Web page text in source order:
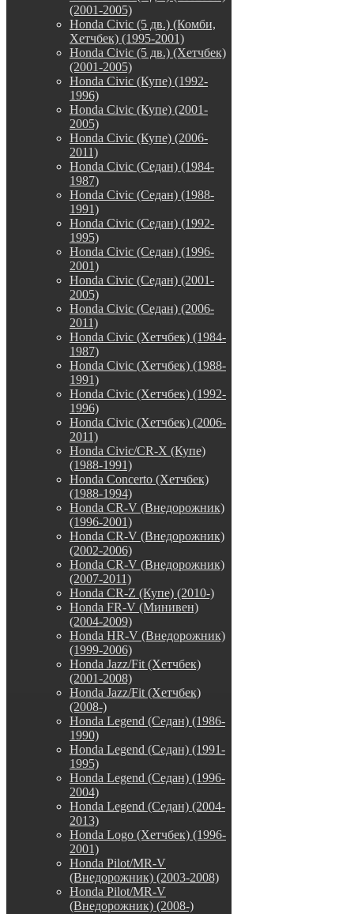
(2001-2005)
Honda Civic (5 дв.) (Комби,
Хетчбек) (1995-2001)
Honda Civic (5 дв.) (Хетчбек)
(2001-2005)
Honda Civic (Купе) (1992-
1996)
Honda Civic (Купе) (2001-
2005)
Honda Civic (Купе) (2006-
2011)
Honda Civic (Седан) (1984-
1987)
Honda Civic (Седан) (1988-
1991)
Honda Civic (Седан) (1992-
1995)
Honda Civic (Седан) (1996-
2001)
Honda Civic (Седан) (2001-
2005)
Honda Civic (Седан) (2006-
2011)
Honda Civic (Хетчбек) (1984-
1987)
Honda Civic (Хетчбек) (1988-
1991)
Honda Civic (Хетчбек) (1992-
1996)
Honda Civic (Хетчбек) (2006-
2011)
Honda Civic/CR-X (Купе)
(1988-1991)
Honda Concerto (Хетчбек)
(1988-1994)
Honda CR-V (Внедорожник)
(1996-2001)
Honda CR-V (Внедорожник)
(2002-2006)
Honda CR-V (Внедорожник)
(2007-2011)
Honda CR-Z (Купе) (2010-)
Honda FR-V (Минивен)
(2004-2009)
Honda HR-V (Внедорожник)
(1999-2006)
Honda Jazz/Fit (Хетчбек)
(2001-2008)
Honda Jazz/Fit (Хетчбек)
(2008-)
Honda Legend (Седан) (1986-
1990)
Honda Legend (Седан) (1991-
1995)
Honda Legend (Седан) (1996-
2004)
Honda Legend (Седан) (2004-
2013)
Honda Logo (Хетчбек) (1996-
2001)
Honda Pilot/MR-V
(Внедорожник) (2003-2008)
Honda Pilot/MR-V
(Внедорожник) (2008-)